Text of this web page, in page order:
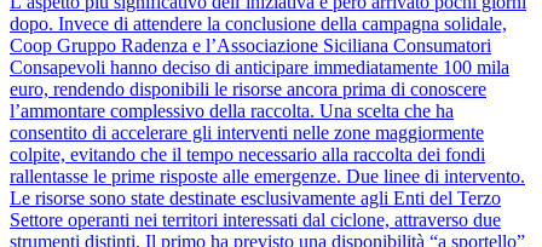
dopo. Invece di attendere la conclusione della campagna solidale,
Coop Gruppo Radenza e l’Associazione Siciliana Consumatori
Consapevoli hanno deciso di anticipare immediatamente 100 mila
euro, rendendo disponibili le risorse ancora prima di conoscere
l’ammontare complessivo della raccolta. Una scelta che ha
consentito di accelerare gli interventi nelle zone maggiormente
colpite, evitando che il tempo necessario alla raccolta dei fondi
rallentasse le prime risposte alle emergenze. Due linee di intervento.
Le risorse sono state destinate esclusivamente agli Enti del Terzo
Settore operanti nei territori interessati dal ciclone, attraverso due
strumenti distinti. Il primo ha previsto una disponibilità “a sportello”